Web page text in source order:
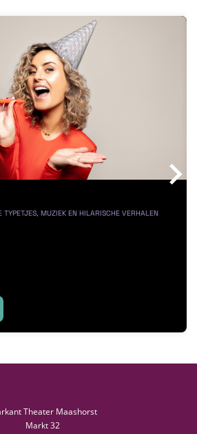
TYPETJES, MUZIEK EN HILARISCHE VERHALEN
Theater Maashorst
Markt 32